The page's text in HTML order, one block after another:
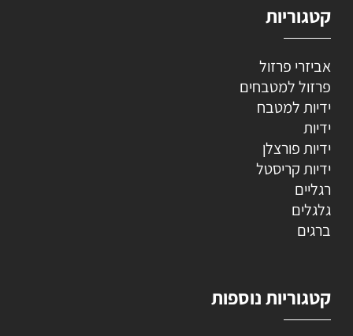
קטגוריות
אביזרי פרזול
פרזול למטבחים
ידיות למטבח
ידיות
ידיות פורצלן
ידיות קריסטל
רגליים
גלגלים
ברגים
קטגוריות נוספות